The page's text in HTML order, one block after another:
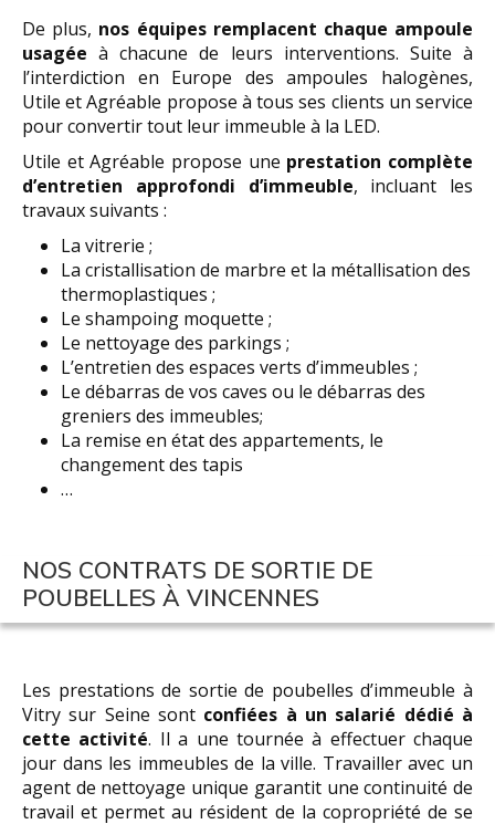
De plus, nos équipes remplacent chaque ampoule
usagée à chacune de leurs interventions. Suite à
l’interdiction en Europe des ampoules halogènes,
Utile et Agréable propose à tous ses clients un service
pour convertir tout leur immeuble à la LED.
Utile et Agréable propose une prestation complète
d’entretien approfondi d’immeuble, incluant les
travaux suivants :
La vitrerie ;
La cristallisation de marbre et la métallisation des
thermoplastiques ;
Le shampoing moquette ;
Le nettoyage des parkings ;
L’entretien des espaces verts d’immeubles ;
Le débarras de vos caves ou le débarras des
greniers des immeubles;
La remise en état des appartements, le
changement des tapis
…
NOS CONTRATS DE SORTIE DE
POUBELLES À VINCENNES
Les prestations de sortie de poubelles d’immeuble à
Vitry sur Seine sont confiées à un salarié dédié à
cette activité. Il a une tournée à effectuer chaque
jour dans les immeubles de la ville. Travailler avec un
agent de nettoyage unique garantit une continuité de
travail et permet au résident de la copropriété de se